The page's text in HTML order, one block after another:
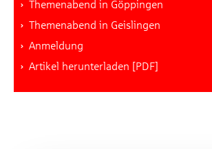
Themenabend in Göppingen
Themenabend in Geislingen
Anmeldung
Artikel herunterladen [PDF]